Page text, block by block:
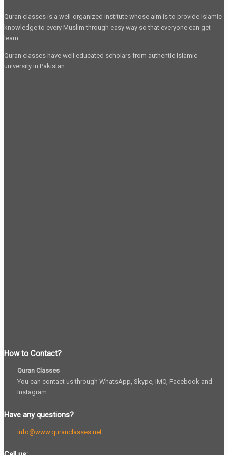
Quran classes is a well-organized institute whose aim is to provide Islamic
knowledge to every Muslim through easy way so that everyone can get
learn.
Quran classes have well educated scholars from authentic Islamic
university in Pakistan.
How to Contact?
Quran Classes
You can contact us through WhatsApp, Skype, IMO, Facebook and
Instagram.
Have any questions?
info@www.quranclasses.net